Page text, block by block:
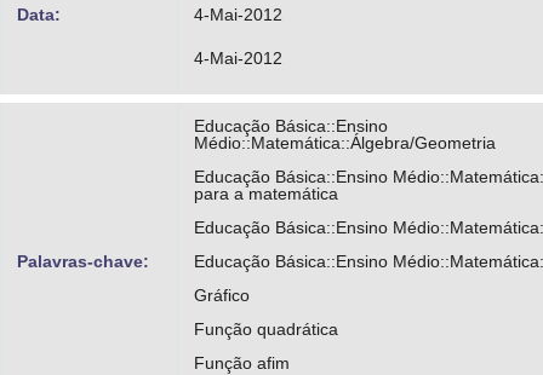
Data: 4-Mai-2012
4-Mai-2012
Palavras-chave:
Educação Básica::Ensino
Médio::Matemática::Álgebra/Geometria
Educação Básica::Ensino
para a matemática
Educação Básica::Ensino
Educação Básica::Ensino
Gráfico
Função quadrática
Função afim